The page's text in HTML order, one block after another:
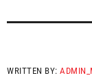
WRITTEN BY: